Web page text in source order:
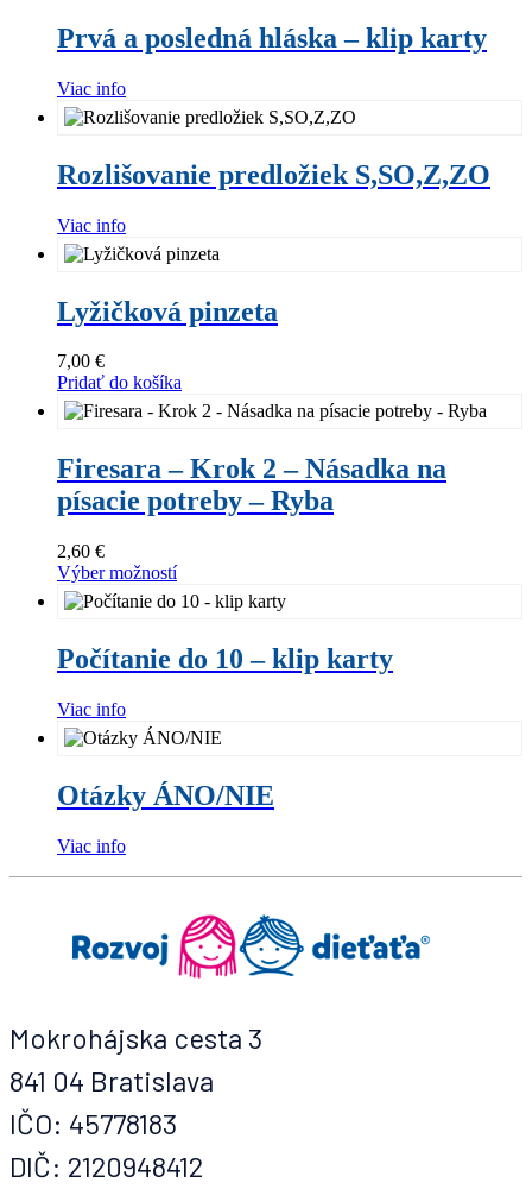
posledná
–
klip
karty
Prvá a posledná hláska – klip karty
Viac info
S,SO,Z,ZO
Rozlišovanie predložiek S,SO,Z,ZO
Viac info
Lyžičková pinzeta
7,00 €
Pridať do košíka
Krok
2
–
na
písacie
potreby
Ryba
Firesara – Krok 2 – Násadka na
písacie potreby – Ryba
2,60 €
Výber možností
produkt
má
viacero
Možnosti
si
môžete
vybrať
stránke
produktu.
10
klip
karty
Počítanie do 10 – klip karty
Viac info
Otázky ÁNO/NIE
Viac info
Mokrohájska cesta 3
841 04 Bratislava
IČO: 45778183
DIČ: 2120948412